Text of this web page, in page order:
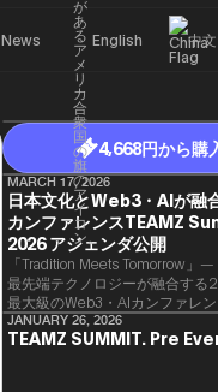
News English 中文
4,668円から購
MARCH 17, 2026
日本文化とWeb3・AIが融
カンファレンスTEAMZ
2026 アジェンダ公開
「Tradition Meets Tomorrow」—
最先端テクノロジーが融合する
最大級のWeb3・AIカンファレ
Summit 2026」 が、2026年4月7
東京・八芳園にて開催されます
JANUARY 26, 2026
TEAMZ SUMMIT. Pre